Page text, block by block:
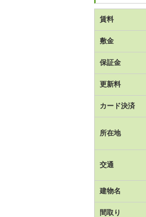
賃料
敷金
保証金
更新料
カード決済
所在地
交通
建物名
間取り